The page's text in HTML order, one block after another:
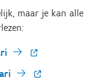
maar je kan alle